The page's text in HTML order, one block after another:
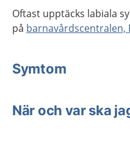
Oftast upptäcks labiala
på barnavårdscentralen,
Symtom
När och var ska